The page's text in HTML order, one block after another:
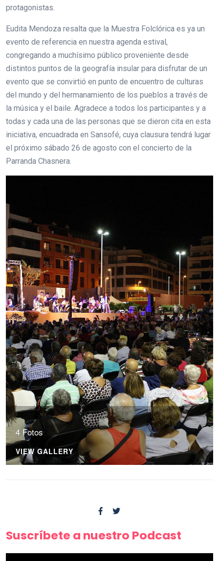
protagonistas.
Eudita Mendoza resalta que la Muestra Folclórica es ya un
evento de referencia en nuestra agenda estival,
congregando a muchísimo público proveniente desde
distintos puntos de la geografía insular para disfrutar de un
evento que se convirtió en punto de encuentro de culturas
del mundo y del hermanamiento de los pueblos a través de
la música y el baile. Agradece a todos los participantes y a
todas y cada una de las personas que se dieron cita en esta
iniciativa, encuadrada en Sansofé, cuya clausura tendrá lugar
el próximo sábado 26 de agosto con el concierto de la
Parranda Chasnera.
4 Fotos
VIEW GALLERY
Suscríbete a nuestro Podcast